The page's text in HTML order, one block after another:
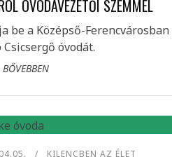
ÓVODAVEZETŐI SZEMMEL
be a Középső-Ferencvárosban
óvodát.
BŐVEBBEN
KILENCBEN AZ ÉLET